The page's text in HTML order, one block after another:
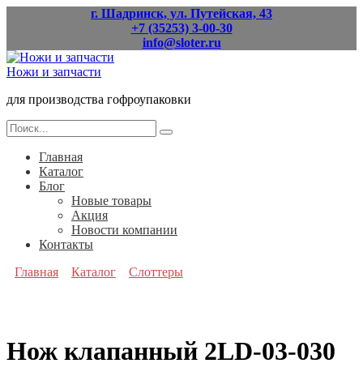
г. Шадринск, ул. Путейская, 43
+7 (35253) 3-00-30
info@sloter.ru
Ножи и запчасти
для производства гофроупаковки
Search
for:
Главная
Каталог
Блог
Новые товары
Акция
Новости компании
Контакты
Главная
Каталог Слоттеры
Нож клапанный 2LD-03-030